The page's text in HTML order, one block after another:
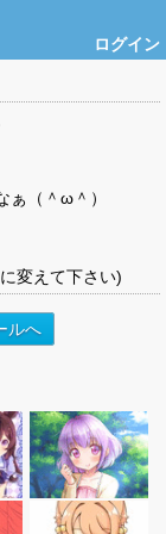
ログイン
ぁ（＾ω＾）
変えて下さい)
ルへ